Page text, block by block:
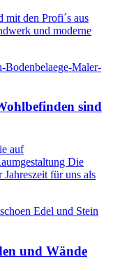
mit den Profi´s aus
und moderne
sind
auf
Die
für uns als
und Wände